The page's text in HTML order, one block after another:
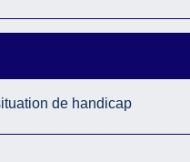
de handicap